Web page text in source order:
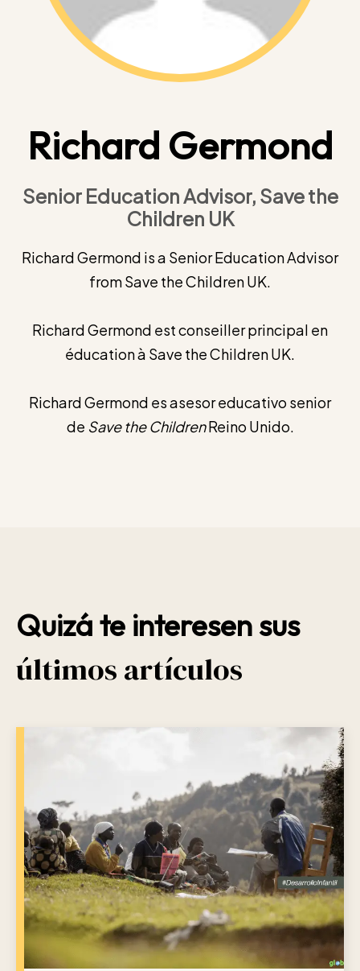
Richard Germond
Senior Education Advisor, Save the
Children UK
Richard Germond is a Senior Education Advisor
from Save the Children UK.
Richard Germond est conseiller principal en
éducation à Save the Children UK.
Richard Germond es asesor educativo senior
de Save the ChildrenReino Unido.
Quizá te interesen sus
últimos artículos